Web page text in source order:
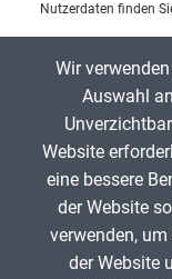
Nutzerdaten finden
Um Spam zu
oben ein.
Wir
Auswahl
Website
eine bessere
der Website
verwenden,
der Website